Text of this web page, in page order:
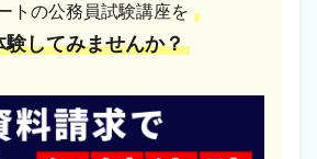
トの公務員試験講座を
験してみませんか？